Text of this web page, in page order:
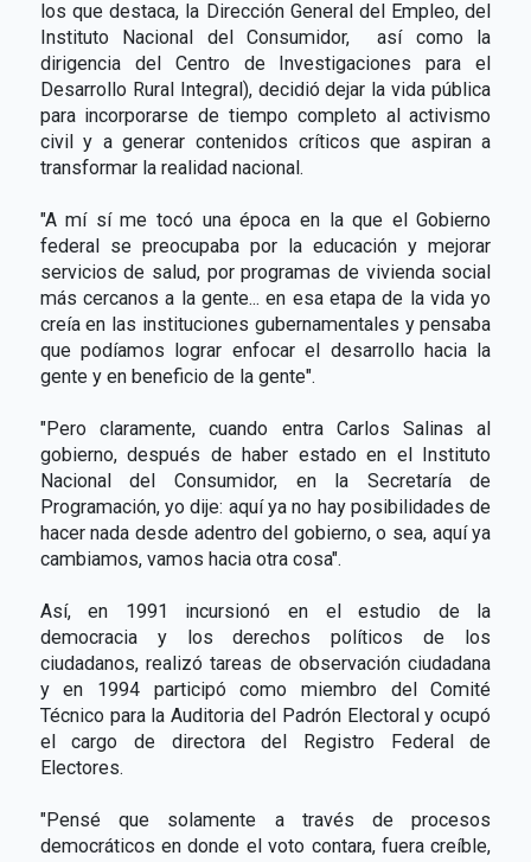
los que destaca, la Dirección General del Empleo, del
Instituto Nacional del Consumidor, así como la
dirigencia del Centro de Investigaciones para el
Desarrollo Rural Integral), decidió dejar la vida pública
para incorporarse de tiempo completo al activismo
civil y a generar contenidos críticos que aspiran a
transformar la realidad nacional.
"A mí sí me tocó una época en la que el Gobierno
federal se preocupaba por la educación y mejorar
servicios de salud, por programas de vivienda social
más cercanos a la gente... en esa etapa de la vida yo
creía en las instituciones gubernamentales y pensaba
que podíamos lograr enfocar el desarrollo hacia la
gente y en beneficio de la gente".
"Pero claramente, cuando entra Carlos Salinas al
gobierno, después de haber estado en el Instituto
Nacional del Consumidor, en la Secretaría de
Programación, yo dije: aquí ya no hay posibilidades de
hacer nada desde adentro del gobierno, o sea, aquí ya
cambiamos, vamos hacia otra cosa".
Así, en 1991 incursionó en el estudio de la
democracia y los derechos políticos de los
ciudadanos, realizó tareas de observación ciudadana
y en 1994 participó como miembro del Comité
Técnico para la Auditoria del Padrón Electoral y ocupó
el cargo de directora del Registro Federal de
Electores.
"Pensé que solamente a través de procesos
democráticos en donde el voto contara, fuera creíble,